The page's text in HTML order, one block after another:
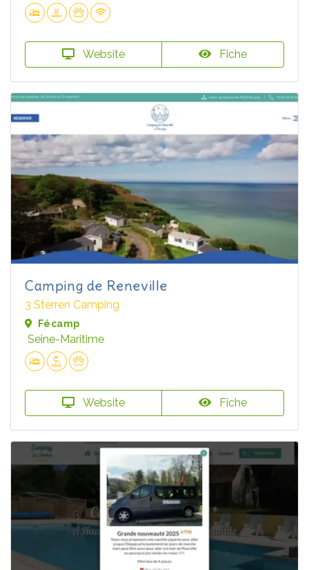
Website Fiche
Camping de Reneville
3 Sterren Camping
Fécamp
Seine-Maritime
Website Fiche